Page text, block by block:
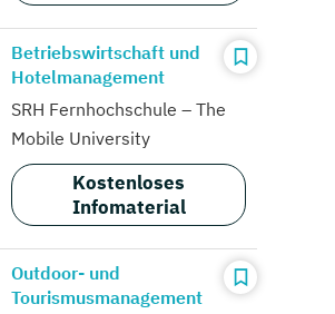
Betriebswirtschaft und
Hotelmanagement
SRH Fernhochschule – The
Mobile University
Kostenloses
Infomaterial
Outdoor- und
Tourismusmanagement